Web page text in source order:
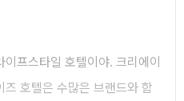
프스타일 호텔이야. 크리에이
호텔은 수많은 브랜드와 함